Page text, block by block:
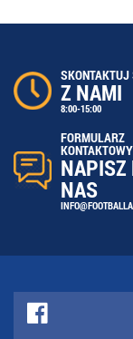
SKONTAKTUJ
Z NAMI
8:00-15:00
FORMULARZ
KONTAKTOWY
NAPISZ
NAS